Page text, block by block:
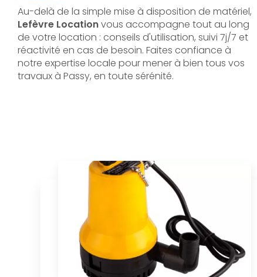
Au-delà de la simple mise à disposition de matériel,
Lefèvre Locationvous accompagne tout au long
de votre location : conseils d'utilisation, suivi 7j/7 et
réactivité en cas de besoin. Faites confiance à
notre expertise locale pour mener à bien tous vos
travaux à Passy, en toute sérénité.